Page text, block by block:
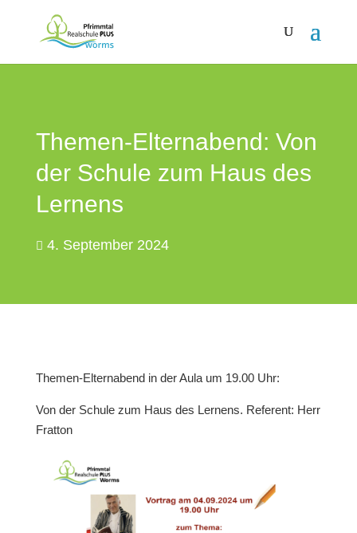
Themen-Elternabend: Von
der Schule zum Haus des
Lernens
4. September 2024
Themen-Elternabend in der Aula um 19.00 Uhr:
Von der Schule zum Haus des Lernens. Referent: Herr
Fratton